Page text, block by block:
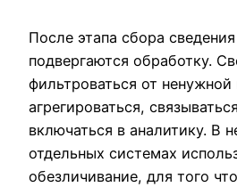
После этапа сбора
подвергаются обработку.
фильтроваться от
агрегироваться,
включаться в аналитику. В
отдельных системах
обезличивание, для того